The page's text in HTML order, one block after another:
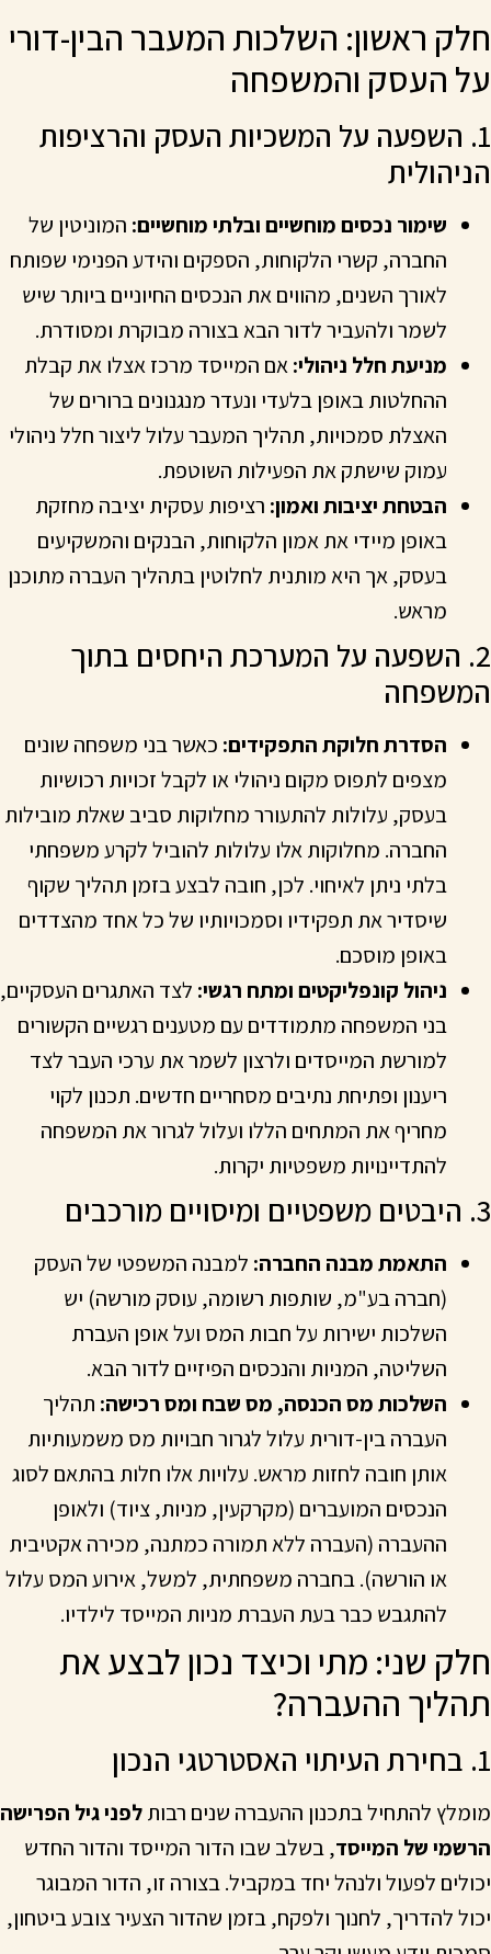
חלק ראשון: השלכות המעבר הבין-דורי
על העסק והמשפחה
1. השפעה על המשכיות העסק והרציפות
הניהולית
שימור נכסים מוחשיים ובלתי מוחשיים: המוניטין של
החברה, קשרי הלקוחות, הספקים והידע הפנימי שפותח
לאורך השנים, מהווים את הנכסים החיוניים ביותר שיש
לשמר ולהעביר לדור הבא בצורה מבוקרת ומסודרת.
מניעת חלל ניהולי:אם המייסד מרכז אצלו את קבלת
ההחלטות באופן בלעדי ונעדר מנגנונים ברורים של
האצלת סמכויות, תהליך המעבר עלול ליצור חלל ניהולי
עמוק שישתק את הפעילות השוטפת.
הבטחת יציבות ואמון: רציפות עסקית יציבה מחזקת
באופן מיידי את אמון הלקוחות, הבנקים והמשקיעים
בעסק, אך היא מותנית לחלוטין בתהליך העברה מתוכנן
מראש.
2. השפעה על המערכת היחסים בתוך
המשפחה
הסדרת חלוקת התפקידים: כאשר בני משפחה שונים
מצפים לתפוס מקום ניהולי או לקבל זכויות רכושיות
בעסק, עלולות להתעורר מחלוקות סביב שאלת מובילות
החברה. מחלוקות אלו עלולות להוביל לקרע משפחתי
בלתי ניתן לאיחוי. לכן, חובה לבצע בזמן תהליך שקוף
שיסדיר את תפקידיו וסמכויותיו של כל אחד מהצדדים
באופן מוסכם.
ניהול קונפליקטים ומתח רגשי: לצד האתגרים העסקיים,
בני המשפחה מתמודדים עם מטענים רגשיים הקשורים
למורשת המייסדים ולרצון לשמר את ערכי העבר לצד
ריענון ופתיחת נתיבים מסחריים חדשים. תכנון לקוי
מחריף את המתחים הללו ועלול לגרור את המשפחה
להתדיינויות משפטיות יקרות.
3. היבטים משפטיים ומיסויים מורכבים
התאמת מבנה החברה: למבנה המשפטי של העסק
(חברה בע"מ, שותפות רשומה, עוסק מורשה) יש
השלכות ישירות על חבות המס ועל אופן העברת
השליטה, המניות והנכסים הפיזיים לדור הבא.
השלכות מס הכנסה, מס שבח ומס רכישה: תהליך
העברה בין-דורית עלול לגרור חבויות מס משמעותיות
אותן חובה לחזות מראש. עלויות אלו חלות בהתאם לסוג
הנכסים המועברים (מקרקעין, מניות, ציוד) ולאופן
ההעברה (העברה ללא תמורה כמתנה, מכירה אקטיבית
או הורשה). בחברה משפחתית, למשל, אירוע המס עלול
להתגבש כבר בעת העברת מניות המייסד לילדיו.
חלק שני: מתי וכיצד נכון לבצע את
תהליך ההעברה?
1. בחירת העיתוי האסטרטגי הנכון
מומלץ להתחיל בתכנון ההעברה שנים רבותלפני גיל הפרישה
הרשמי של המייסד, בשלב שבו הדור המייסד והדור החדש
יכולים לפעול ולנהל יחד במקביל. בצורה זו, הדור המבוגר
יכול להדריך, לחנוך ולפקח, בזמן שהדור הצעיר צובע ביטחון,